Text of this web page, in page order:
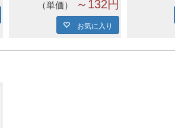
単価 ～132円
お気に入り